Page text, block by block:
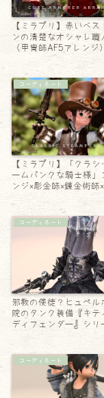
【ミラプリ】赤いベス
ンの清楚なオシャレ職
（甲冑師AF5アレンジ）
コーディネート
【ミラプリ】「クラ
ームパンクな騎士様」
ンジ×彫金師×錬金術師
トMIX）
コーディネート
邪教の使徒？ヒュペル
院のタンク装備『キテ
ディフェンダー』シリ
コーディネート